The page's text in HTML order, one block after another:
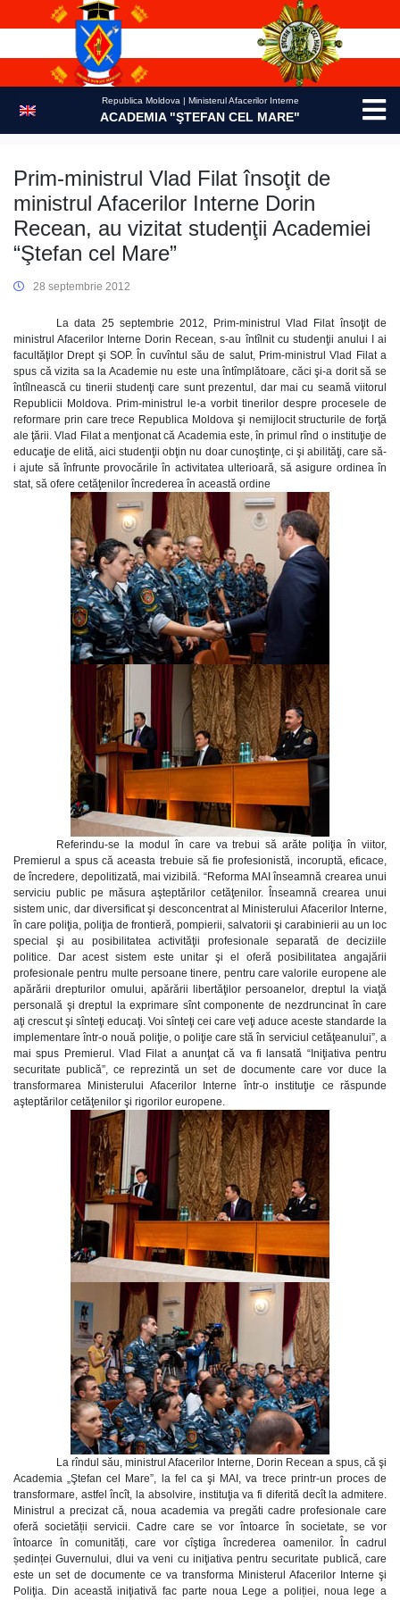
Republica Moldova | Ministerul Afacerilor Interne
ACADEMIA "ŞTEFAN CEL MARE"
Prim-ministrul Vlad Filat însoţit de
ministrul Afacerilor Interne Dorin
Recean, au vizitat studenţii Academiei
“Ştefan cel Mare”
28 septembrie 2012
La data 25 septembrie 2012, Prim-ministrul Vlad Filat însoţit de
ministrul Afacerilor Interne Dorin Recean, s-au întîlnit cu studenţii anului I ai
facultăţilor Drept şi SOP. În cuvîntul său de salut, Prim-ministrul Vlad Filat a
spus că vizita sa la Academie nu este una întîmplătoare, căci şi-a dorit să se
întîlnească cu tinerii studenţi care sunt prezentul, dar mai cu seamă viitorul
Republicii Moldova. Prim-ministrul le-a vorbit tinerilor despre procesele de
reformare prin care trece Republica Moldova şi nemijlocit structurile de forţă
ale ţării. Vlad Filat a menţionat că Academia este, în primul rînd o instituţie de
educaţie de elită, aici studenţii obţin nu doar cunoştinţe, ci şi abilităţi, care să-
i ajute să înfrunte provocările în activitatea ulterioară, să asigure ordinea în
stat, să ofere cetăţenilor încrederea în această ordine
Referindu-se la modul în care va trebui să arăte poliţia în viitor,
Premierul a spus că aceasta trebuie să fie profesionistă, incoruptă, eficace,
de încredere, depolitizată, mai vizibilă. “Reforma MAI înseamnă crearea unui
serviciu public pe măsura aşteptărilor cetăţenilor. Înseamnă crearea unui
sistem unic, dar diversificat şi desconcentrat al Ministerului Afacerilor Interne,
în care poliţia, poliţia de frontieră, pompierii, salvatorii şi carabinierii au un loc
special şi au posibilitatea activităţii profesionale separată de deciziile
politice. Dar acest sistem este unitar şi el oferă posibilitatea angajării
profesionale pentru multe persoane tinere, pentru care valorile europene ale
apărării drepturilor omului, apărării libertăţilor persoanelor, dreptul la viaţă
personală şi dreptul la exprimare sînt componente de nezdruncinat în care
aţi crescut şi sînteţi educaţi. Voi sînteţi cei care veţi aduce aceste standarde la
implementare într-o nouă poliţie, o poliţie care stă în serviciul cetăţeanului”, a
mai spus Premierul. Vlad Filat a anunţat că va fi lansată “Iniţiativa pentru
securitate publică”, ce reprezintă un set de documente care vor duce la
transformarea Ministerului Afacerilor Interne într-o instituţie ce răspunde
aşteptărilor cetăţenilor şi rigorilor europene.
La rîndul său, ministrul Afacerilor Interne, Dorin Recean a spus, că şi
Academia „Ştefan cel Mare”, la fel ca şi MAI, va trece printr-un proces de
transformare, astfel încît, la absolvire, instituţia va fi diferită decît la admitere.
Ministrul a precizat că, noua academia va pregăti cadre profesionale care
oferă societății servicii. Cadre care se vor întoarce în societate, se vor
întoarce în comunități, care vor cîştiga încrederea oamenilor. În cadrul
ședinței Guvernului, dlui va veni cu iniţiativa pentru securitate publică, care
este un set de documente ce va transforma Ministerul Afacerilor Interne şi
Poliţia. Din această iniţiativă fac parte noua Lege a poliției, noua lege a